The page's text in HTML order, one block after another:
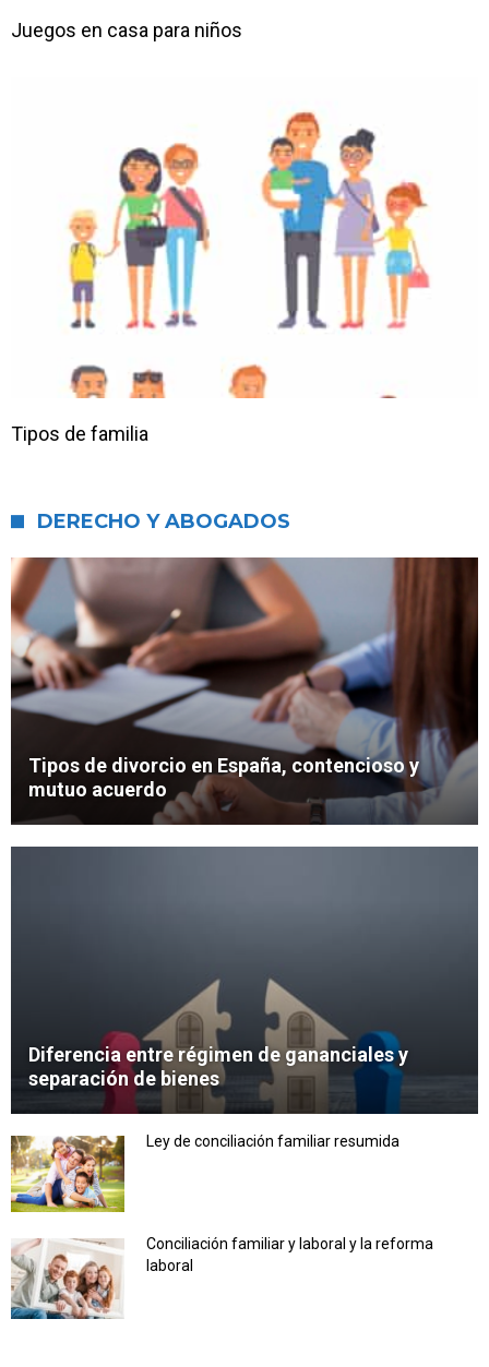
Juegos en casa para niños
Tipos de familia
DERECHO Y ABOGADOS
Tipos de divorcio en España, contencioso y
mutuo acuerdo
Diferencia entre régimen de gananciales y
separación de bienes
Ley de conciliación familiar resumida
Conciliación familiar y laboral y la reforma
laboral